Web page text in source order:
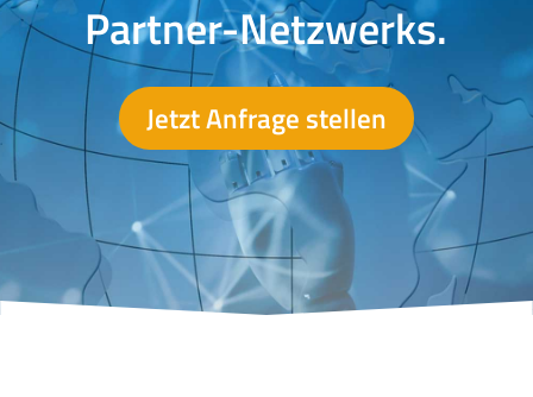
Partner-Netzwerks.
Jetzt Anfrage stellen